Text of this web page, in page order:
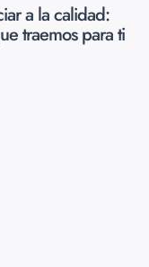
a la calidad:
traemos para ti